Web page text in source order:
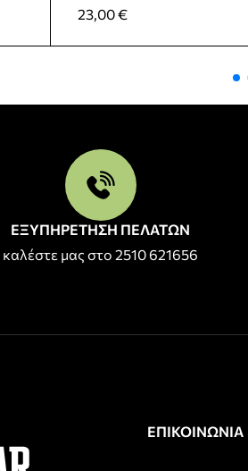
23,00€
ΕΞΥΠΗΡΕΤΗΣΗ ΠΕΛΑΤΩΝ
καλέστε μας στο 2510 621656
ΕΠΙΚΟΙΝΩΝΙΑ